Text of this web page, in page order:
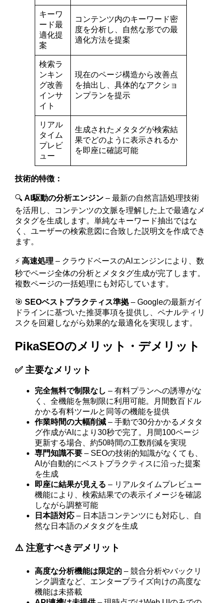
キーワ
ード最
適化提
案
コンテンツ内のキーワード密
度を分析し、自然な形での最
適化方法を提案
検索ラ
ンキン
グ改善
インサ
イト
現在のページ構造から改善点
を抽出し、具体的なアクショ
ンプランを提示
リアル
タイム
プレビ
ュー
生成されたメタタグが検索結
果でどのように表示されるか
を即座に確認可能
技術的特徴：
🔍AI駆動の分析エンジン – 最新の自然言語処理技術
を活用し、コンテンツの文脈を理解した上で最適なメ
タタグを生成します。単純なキーワード抽出ではな
く、ユーザーの検索意図に合致した説明文を作成でき
ます。
⚡高速処理 – クラウドベースのAIエンジンにより、数
秒でページ全体の分析とメタタグ生成が完了します。
複数ページの一括処理にも対応しています。
🎯SEOベストプラクティス準拠 – Googleの最新ガイ
ドラインに基づいた推奨事項を提供し、ペナルティリ
スクを回避しながら効果的な最適化を実現します。
PikaSEOのメリット・デメリット
✅ 主要なメリット
完全無料で制限なし – 有料プランへの誘導がな
く、全機能を無制限に利用可能。月間数百ドル
かかる有料ツールと同等の機能を提供
作業時間の大幅削減 – 手動で30分かかるメタタ
グ作成がAIにより30秒で完了。月間100ページ
更新する場合、約50時間の工数削減を実現
専門知識不要 – SEOの技術的知識がなくても、
AIが自動的にベストプラクティスに沿った提案
を生成
即座に結果が見える – リアルタイムプレビュー
機能により、検索結果での表示イメージを確認
しながら調整可能
日本語対応 – 日本語コンテンツにも対応し、自
然な日本語のメタタグを生成
⚠️ 注意すべきデメリット
高度な分析機能は限定的 – 競合分析やバックリ
ンク調査など、エンタープライズ向けの高度な
機能は未搭載